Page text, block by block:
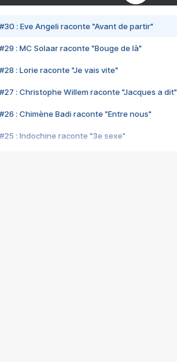
#30 : Eve Angeli raconte "Avant de partir"
#29 : MC Solaar raconte "Bouge de là"
#28 : Lorie raconte "Je vais vite"
#27 : Christophe Willem raconte "Jacques a dit"
#26 : Chimène Badi raconte "Entre nous"
#25 : Indochine raconte "3e sexe"